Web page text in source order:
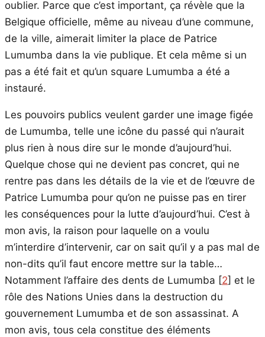
oublier. Parce que c’est important, ça révèle que la
Belgique officielle, même au niveau d’une commune,
de la ville, aimerait limiter la place de Patrice
Lumumba dans la vie publique. Et cela même si un
pas a été fait et qu’un square Lumumba a été a
instauré.
Les pouvoirs publics veulent garder une image figée
de Lumumba, telle une icône du passé qui n’aurait
plus rien à nous dire sur le monde d’aujourd’hui.
Quelque chose qui ne devient pas concret, qui ne
rentre pas dans les détails de la vie et de l’œuvre de
Patrice Lumumba pour qu’on ne puisse pas en tirer
les conséquences pour la lutte d’aujourd’hui. C’est à
mon avis, la raison pour laquelle on a voulu
m’interdire d’intervenir, car on sait qu’il y a pas mal de
non-dits qu’il faut encore mettre sur la table…
Notamment l’affaire des dents de Lumumba [2] et le
rôle des Nations Unies dans la destruction du
gouvernement Lumumba et de son assassinat. A
mon avis, tous cela constitue des éléments